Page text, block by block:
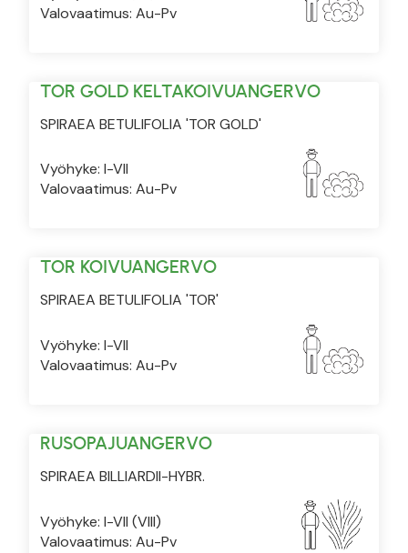
Valovaatimus: Au-Pv
TOR GOLD KELTAKOIVUANGERVO
SPIRAEA BETULIFOLIA 'TOR GOLD'
Vyöhyke: I-VII
Valovaatimus: Au-Pv
TOR KOIVUANGERVO
SPIRAEA BETULIFOLIA 'TOR'
Vyöhyke: I-VII
Valovaatimus: Au-Pv
RUSOPAJUANGERVO
SPIRAEA BILLIARDII-HYBR.
Vyöhyke: I-VII (VIII)
Valovaatimus: Au-Pv